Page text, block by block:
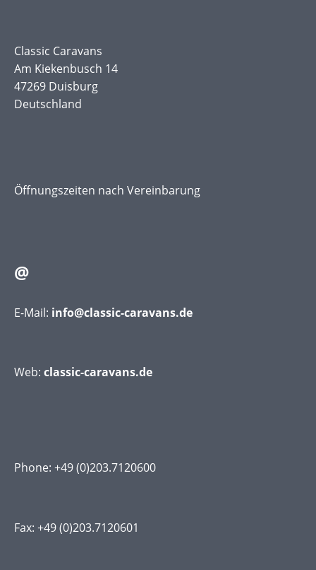
Classic Caravans
Am Kiekenbusch 14
47269 Duisburg
Deutschland
Öffnungszeiten nach Vereinbarung
@
E-Mail: info@classic-caravans.de
Web: classic-caravans.de
Phone: +49 (0)203.7120600
Fax: +49 (0)203.7120601